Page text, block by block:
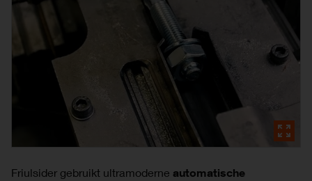
Friulsider gebruikt ultramoderne automatische